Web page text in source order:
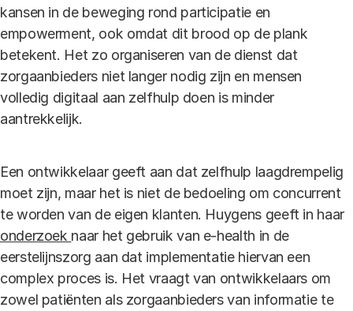
kansen in de beweging rond participatie en
empowerment, ook omdat dit brood op de plank
betekent. Het zo organiseren van de dienst dat
zorgaanbieders niet langer nodig zijn en mensen
volledig digitaal aan zelfhulp doen is minder
aantrekkelijk.
Een ontwikkelaar geeft aan dat zelfhulp laagdrempelig
moet zijn, maar het is niet de bedoeling om concurrent
te worden van de eigen klanten. Huygens geeft in haar
onderzoek naar het gebruik van e-health in de
eerstelijnszorg aan dat implementatie hiervan een
complex proces is. Het vraagt van ontwikkelaars om
zowel patiënten als zorgaanbieders van informatie te